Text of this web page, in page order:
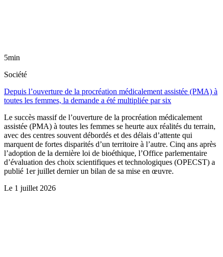
5min
Société
Depuis l’ouverture de la procréation médicalement assistée (PMA) à
toutes les femmes, la demande a été multipliée par six
Le succès massif de l’ouverture de la procréation médicalement
assistée (PMA) à toutes les femmes se heurte aux réalités du terrain,
avec des centres souvent débordés et des délais d’attente qui
marquent de fortes disparités d’un territoire à l’autre. Cinq ans après
l’adoption de la dernière loi de bioéthique, l’Office parlementaire
d’évaluation des choix scientifiques et technologiques (OPECST) a
publié 1er juillet dernier un bilan de sa mise en œuvre.
Le 1 juillet 2026